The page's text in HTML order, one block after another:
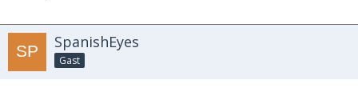
SpanishEyes
Gast